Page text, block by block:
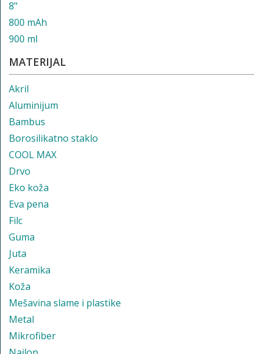
8"
800 mAh
900 ml
MATERIJAL
Akril
Aluminijum
Bambus
Borosilikatno staklo
COOL MAX
Drvo
Eko koža
Eva pena
Filc
Guma
Juta
Keramika
Koža
Mešavina slame i plastike
Metal
Mikrofiber